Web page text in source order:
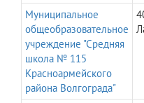
Муниципальное
общеобразовательное
учреждение "Средняя
школа № 115
Красноармейского
района Волгограда"